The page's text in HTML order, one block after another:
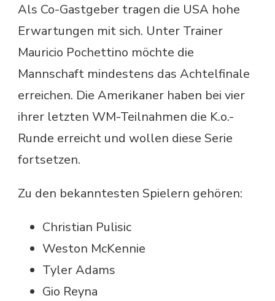
Als Co-Gastgeber tragen die USA hohe
Erwartungen mit sich. Unter Trainer
Mauricio Pochettino möchte die
Mannschaft mindestens das Achtelfinale
erreichen. Die Amerikaner haben bei vier
ihrer letzten WM-Teilnahmen die K.o.-
Runde erreicht und wollen diese Serie
fortsetzen.
Zu den bekanntesten Spielern gehören:
Christian Pulisic
Weston McKennie
Tyler Adams
Gio Reyna